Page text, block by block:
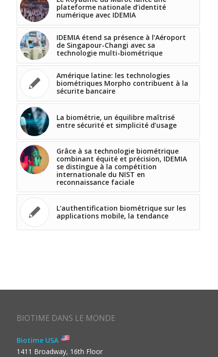
plateforme nationale d’identité
numérique avec IDEMIA
IDEMIA étend sa présence à l’Aéroport
de Singapour-Changi avec sa
technologie multi-biométrique
Amérique latine: les technologies
biométriques Morpho contribuent à la
sécurite bancaire
La biométrie, un équilibre maîtrisé
entre sécurité et simplicité d’usage
Grâce à sa technologie biométrique
combinant équité et précision, IDEMIA
se distingue à la compétition
internationale du NIST en
reconnaissance faciale
L’authentification biométrique sur les
applications mobile, la tendance
BIOTIME DANS LE MONDE
Biotime USA
1411 Broadway, 16th Floor